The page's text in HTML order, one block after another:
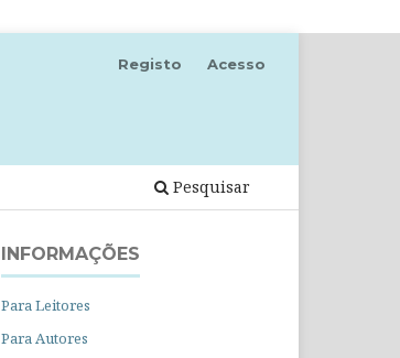
Pesquisar
Registo Acesso
INFORMAÇÕES
Para Leitores
Para Autores